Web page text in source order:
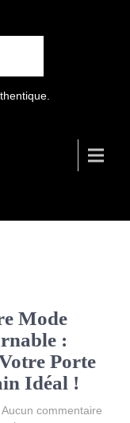
Mode
:
Porte
Idéal !
Aucun commentaire